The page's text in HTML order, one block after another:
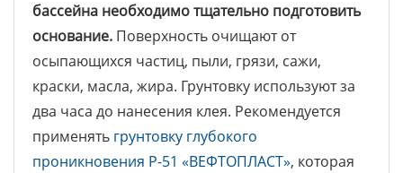
бассейна необходимо тщательно подготовить
основание. Поверхность очищают от
осыпающихся частиц, пыли, грязи, сажи,
краски, масла, жира. Грунтовку используют за
два часа до нанесения клея. Рекомендуется
применять грунтовку глубокого
проникновения Р-51 «ВЕФТОПЛАСТ», которая